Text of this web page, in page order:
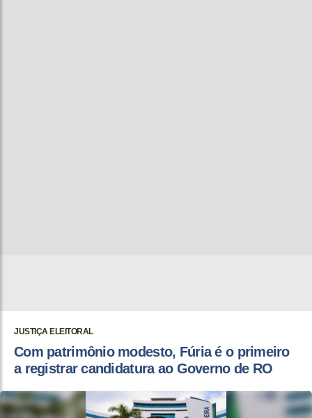
JUSTIÇA ELEITORAL
Com patrimônio modesto, Fúria é o primeiro
a registrar candidatura ao Governo de RO